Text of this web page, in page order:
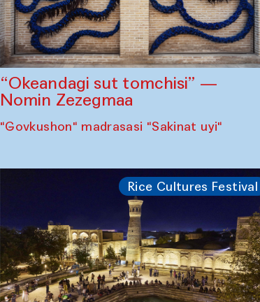
“Okeandagi sut tomchisi” —
Nomin Zezegmaa
"Govkushon" madrasasi "Sakinat uyi"
Rice Cultures Festival